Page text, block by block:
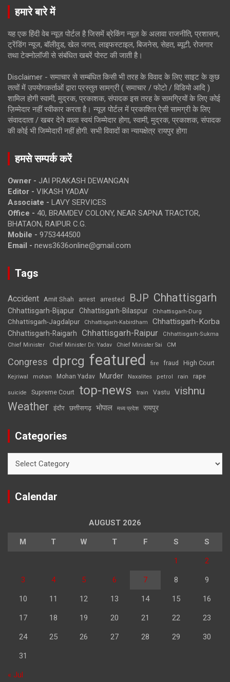
हमारे बारे में
यह एक हिंदी वेब न्यूज़ पोर्टल है जिसमें ब्रेकिंग न्यूज़ के अलावा राजनीति, प्रशासन,
ट्रेंडिंग न्यूज, बॉलीवुड, खेल जगत, लाइफस्टाइल, बिजनेस, सेहत, ब्यूटी, रोजगार
तथा टेक्नोलॉजी से संबंधित खबरें पोस्ट की जाती है।
Disclaimer - समाचार से सम्बंधित किसी भी तरह के विवाद के लिए साइट के कुछ
तत्वों में उपयोगकर्ताओं द्वारा प्रस्तुत सामग्री ( समाचार / फोटो / विडियो आदि )
शामिल होगी स्वामी, मुद्रक, प्रकाशक, संपादक इस तरह के सामग्रियों के लिए कोई
ज़िम्मेदार नहीं स्वीकार करता है। न्यूज़ पोर्टल में प्रकाशित ऐसी सामग्री के लिए
संवाददाता / खबर देने वाला स्वयं जिम्मेदार होगा, स्वामी, मुद्रक, प्रकाशक, संपादक
की कोई भी जिम्मेदारी नहीं होगी. सभी विवादों का न्यायक्षेत्र रायपुर होगा
हमसे सम्पर्क करें
Owner - JAI PRAKASH DEWANGAN
Editor - VIKASH YADAV
Associate - LAVY SERVICES
Office - 40, BRAMDEV COLONY, NEAR SAPNA TRACTOR,
BHATAON, RAIPUR C.G.
Mobile - 9753444500
Email - news3636online@gmail.com
Tags
Accident Amit Shah arrest arrested BJP Chhattisgarh
Chhattisgarh-Bijapur Chhattisgarh-Bilaspur Chhattisgarh-Durg
Chhattisgarh-Jagdalpur Chhattisgarh-Kabirdham Chhattisgarh-Korba
Chhattisgarh-Raigarh Chhattisgarh-Raipur
Chhattisgarh-Sukma
Chief Minister
Chief Minister Dr. Yadav Chief Minister Sai CM
Congress dprcg featured fire fraud High Court
Kejriwal mohan Mohan Yadav Murder Naxalites petrol rain rape
suicide Supreme Court top-news train Vastu vishnu
Weather इंदौर छत्तीसगढ़ भोपाल मध्य प्रदेश रायपुर
Categories
Calendar
AUGUST 2026
M T W T F S S
1 2
3 4 5 6 7 8 9
10 11 12 13 14 15 16
17 18 19 20 21 22 23
24 25 26 27 28 29 30
31
« Jul